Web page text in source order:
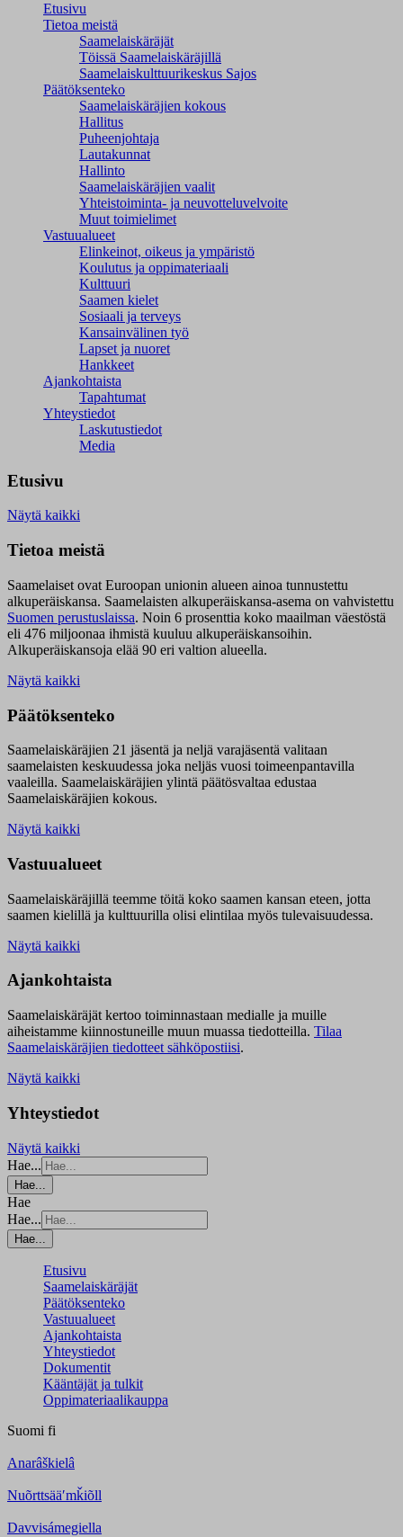
Etusivu
Tietoa meistä
Saamelaiskäräjät
Töissä Saamelaiskäräjillä
Saamelaiskulttuuri­keskus Sajos
Päätöksenteko
Saamelaiskäräjien kokous
Hallitus
Puheenjohtaja
Lautakunnat
Hallinto
Saamelaiskäräjien vaalit
Yhteistoiminta- ja neuvotteluvelvoite
Muut toimielimet
Vastuualueet
Elinkeinot, oikeus ja ympäristö
Koulutus ja oppimateriaali
Kulttuuri
Saamen kielet
Sosiaali ja terveys
Kansainvälinen työ
Lapset ja nuoret
Hankkeet
Ajankohtaista
Tapahtumat
Yhteystiedot
Laskutustiedot
Media
Etusivu
Näytä kaikki
Tietoa meistä
Saamelaiset ovat Euroopan unionin alueen ainoa tunnustettu
alkuperäiskansa. Saamelaisten alkuperäiskansa-asema on vahvistettu
Suomen perustuslaissa. Noin 6 prosenttia koko maailman väestöstä
eli 476 miljoonaa ihmistä kuuluu alkuperäiskansoihin.
Alkuperäiskansoja elää 90 eri valtion alueella.
Näytä kaikki
Päätöksenteko
Saamelaiskäräjien 21 jäsentä ja neljä varajäsentä valitaan
saamelaisten keskuudessa joka neljäs vuosi toimeenpantavilla
vaaleilla. Saamelaiskäräjien ylintä päätösvaltaa edustaa
Saamelaiskäräjien kokous.
Näytä kaikki
Vastuualueet
Saamelaiskäräjillä teemme töitä koko saamen kansan eteen, jotta
saamen kielillä ja kulttuurilla olisi elintilaa myös tulevaisuudessa.
Näytä kaikki
Ajankohtaista
Saamelaiskäräjät kertoo toiminnastaan medialle ja muille
aiheistamme kiinnostuneille muun muassa tiedotteilla. Tilaa
Saamelaiskäräjien tiedotteet sähköpostiisi.
Näytä kaikki
Yhteystiedot
Näytä kaikki
Hae...
Hae...
Hae
Hae...
Hae...
Etusivu
Saamelaiskäräjät
Päätöksenteko
Vastuualueet
Ajankohtaista
Yhteystiedot
Dokumentit
Kääntäjät ja tulkit
Oppimateriaalikauppa
Suomi fi
Anarâškielâ
Nuõrttsääʹmǩiõll
Davvisámegiella